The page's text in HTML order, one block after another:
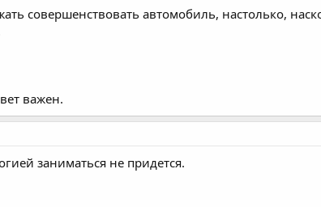
совершенствовать автомобиль, настолько,
важен.
заниматься не придется.